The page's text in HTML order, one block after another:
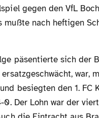
gegen den VfL
mußte nach heftigen
war,
besiegten den 1. FC
0. Der Lohn war der